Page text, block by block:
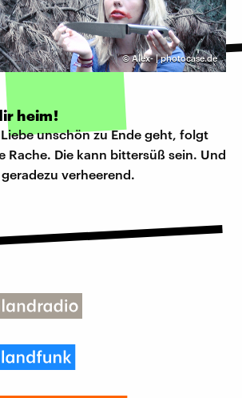
©Alex- | photocase.de
heim!
unschön zu Ende geht, folgt
Rache. Die kann bittersüß sein. Und
verheerend.